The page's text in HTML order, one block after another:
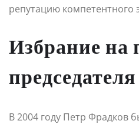
репутацию компетентного
Избрание на
В 2004 году Петр Фрадков